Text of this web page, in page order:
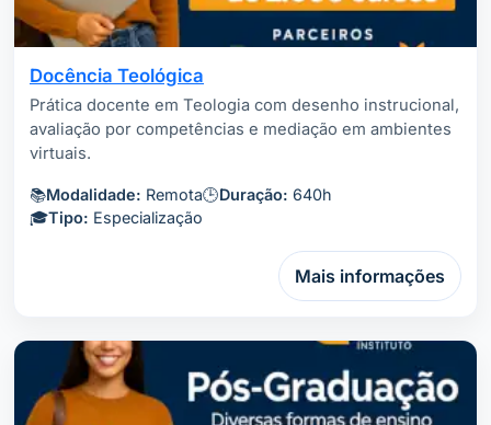
Docência Teológica
Prática docente em Teologia com desenho instrucional,
avaliação por competências e mediação em ambientes
virtuais.
📚Modalidade: Remota🕒Duração: 640h
🎓Tipo: Especialização
Mais informações